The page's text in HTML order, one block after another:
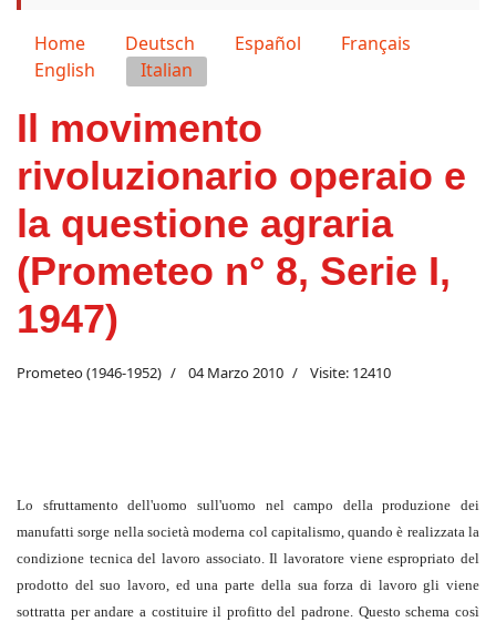
Seleziona la tua lingua
Home Deutsch Español
Français
English
Italian
Il movimento
rivoluzionario operaio e
la questione agraria
(Prometeo n° 8, Serie I,
1947)
Prometeo (1946-1952) 04 Marzo 2010 Visite: 12410
Lo sfruttamento dell'uomo sull'uomo nel campo della produzione dei
manufatti sorge nella società moderna col capitalismo, quando è realizzata la
condizione tecnica del lavoro associato. Il lavoratore viene espropriato del
prodotto del suo lavoro, ed una parte della sua forza di lavoro gli viene
sottratta per andare a costituire il profitto del padrone. Questo schema così